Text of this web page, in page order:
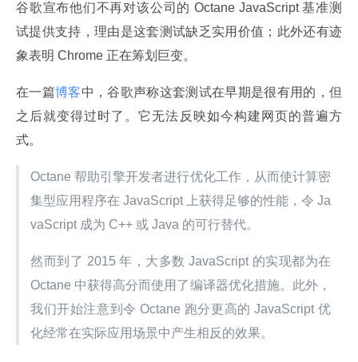
谷歌宣布他们不再对该公司的 Octane JavaScript 基准测
试提供支持，理由是这套测试缺乏实用价值；此外还有迹
象表明 Chrome 正在筹划巨变。
在一篇博客中，谷歌声称这套测试在早期是很有用的，但
之后就变得过时了。它无法反映如今构建网页的普遍方
式。
Octane 帮助引擎开发者进行优化工作，从而使计算密
集型应用程序在 JavaScript 上获得足够的性能，令 Ja
vaScript 成为 C++ 或 Java 的可行替代。
然而到了 2015 年，大多数 JavaScript 的实现都为在
Octane 中获得高分而使用了编译器优化措施。此外，
我们开始注意到令 Octane 跑分更高的 JavaScript 优
化经常在实际应用场景中产生相反的效果。